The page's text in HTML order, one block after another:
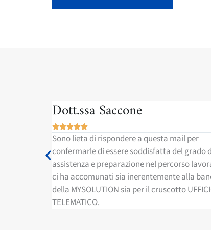
Dott.ssa Rosalba Saladino

La ringrazio per la sua cortesia e
sempre pronto a risolvere i problemi,
questo anno cosi particolare a causa della